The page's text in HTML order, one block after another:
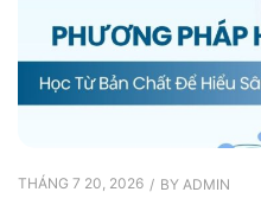
THÁNG 7 20, 2026 BY ADMIN